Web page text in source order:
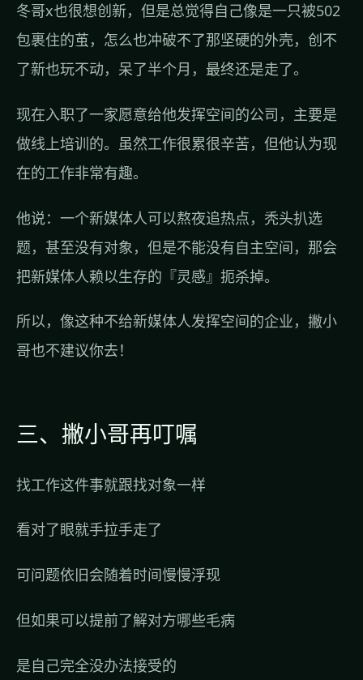
冬哥x也很想创新，但是总觉得自己像是一只被502
包裹住的茧，怎么也冲破不了那坚硬的外壳，创不
了新也玩不动，呆了半个月，最终还是走了。
现在入职了一家愿意给他发挥空间的公司，主要是
做线上培训的。虽然工作很累很辛苦，但他认为现
在的工作非常有趣。
他说：一个新媒体人可以熬夜追热点，秃头扒选
题，甚至没有对象，但是不能没有自主空间，那会
把新媒体人赖以生存的『灵感』扼杀掉。
所以，像这种不给新媒体人发挥空间的企业，撇小
哥也不建议你去！
三、撇小哥再叮嘱
找工作这件事就跟找对象一样
看对了眼就手拉手走了
可问题依旧会随着时间慢慢浮现
但如果可以提前了解对方哪些毛病
是自己完全没办法接受的